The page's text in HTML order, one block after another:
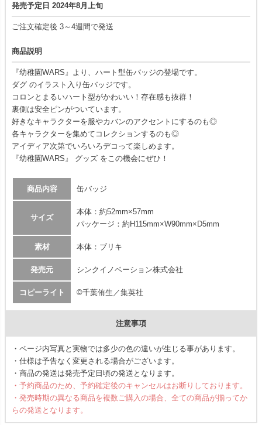
発売予定日 2024年8月上旬
ご注文確定後 3～4週間で発送
商品説明
『幼稚園WARS』より、ハート型缶バッジの登場です。
ダグ のイラスト入り缶バッジです。
コロンとまるいハート型がかわいい！存在感も抜群！
裏側は安全ピンがついています。
好きなキャラクターを服やカバンのアクセントにするのも◎
各キャラクターを集めてコレクションするのも◎
アイディア次第でいろいろデコって楽しめます。
『幼稚園WARS』 グッズ をこの機会にぜひ！
商品内容 缶バッジ
サイズ
本体：約52mm×57mm
パッケージ：約H115mm×W90mm×D5mm
素材 本体：ブリキ
発売元 シンクイノベーション株式会社
コピーライト ©千葉侑生／集英社
注意事項
・ページ内写真と実物では多少の色の違いが生じる事があります。
・仕様は予告なく変更される場合がございます。
・商品の発送は発売予定日頃の発送となります。
・予約商品のため、予約確定後のキャンセルはお断りしております。
・発売時期の異なる商品を複数ご購入の場合、全ての商品が揃ってか
らの発送となります。